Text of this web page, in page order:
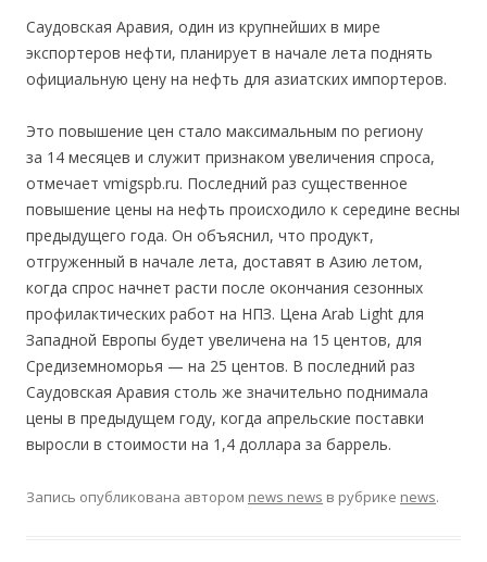
Саудовская Аравия, один из крупнейших в мире
экспортеров нефти, планирует в начале лета поднять
официальную цену на нефть для азиатских импортеров.
Это повышение цен стало максимальным по региону
за 14 месяцев и служит признаком увеличения спроса,
отмечает vmigspb.ru. Последний раз существенное
повышение цены на нефть происходило к середине весны
предыдущего года. Он объяснил, что продукт,
отгруженный в начале лета, доставят в Азию летом,
когда спрос начнет расти после окончания сезонных
профилактических работ на НПЗ. Цена Arab Light для
Западной Европы будет увеличена на 15 центов, для
Средиземноморья — на 25 центов. В последний раз
Саудовская Аравия столь же значительно поднимала
цены в предыдущем году, когда апрельские поставки
выросли в стоимости на 1,4 доллара за баррель.
Запись опубликована автором news news в рубрике news.